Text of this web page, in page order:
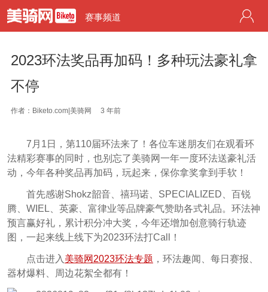
赛事频道
2023环法奖品再加码！多种玩法豪礼拿
不停
作者：Biketo.com|美骑网 3 年前
7月1日，第110届环法来了！各位车迷朋友们在观看环
法精彩赛事的同时，也别忘了美骑网一年一度环法送豪礼活
动，今年各种奖品再加码，玩起来，保你拿奖拿到手软！
首先感谢Shokz韶音、禧玛诺、SPECIALIZED、百锐
腾、WIEL、英豪、富律业等品牌豪气赞助各式礼品。环法神
预言赢好礼，累计积分冲大奖，今年还增加创意骑行轨迹
图，一起来线上线下为2023环法打Call！
点击进入 美骑网2023环法专题 ，环法趣闻、每日赛报、
器材爆料、周边花絮全都有！